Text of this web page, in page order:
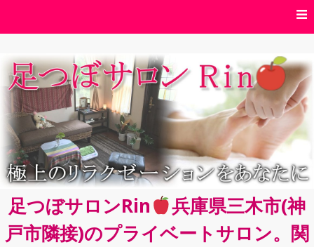
ン
ツ
へ
ス
キ
ッ
プ
足つぼサロンRin
兵庫県三木市(神
戸市隣接)のプライベートサロン。関